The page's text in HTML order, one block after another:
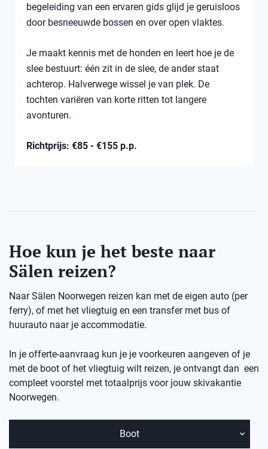
begeleiding van een ervaren gids glijd je geruisloos
door besneeuwde bossen en over open vlaktes.
Je maakt kennis met de honden en leert hoe je de
slee bestuurt: één zit in de slee, de ander staat
achterop. Halverwege wissel je van plek. De
tochten variëren van korte ritten tot langere
avonturen.
Richtprijs: €85 - €155 p.p.
Hoe kun je het beste naar
Sälen reizen?
Naar Sälen Noorwegen reizen kan met de eigen auto (per
ferry), of met het vliegtuig en een transfer met bus of
huurauto naar je accommodatie.
In je offerte-aanvraag kun je je voorkeuren aangeven of je
met de boot of het vliegtuig wilt reizen, je ontvangt dan een
compleet voorstel met totaalprijs voor jouw skivakantie
Noorwegen.
Boot